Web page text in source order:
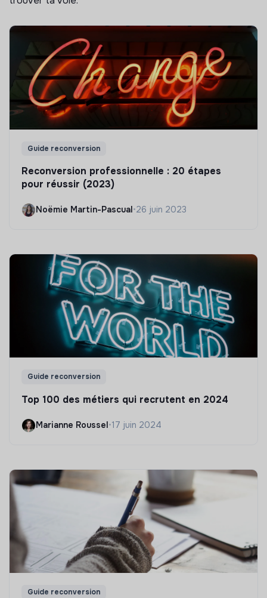
Guide reconversion
Reconversion professionnelle : 20 étapes
pour réussir (2023)
Noëmie Martin-Pascual •26 juin 2023
Guide reconversion
Top 100 des métiers qui recrutent en 2024
Marianne Roussel•17 juin 2024
Guide reconversion